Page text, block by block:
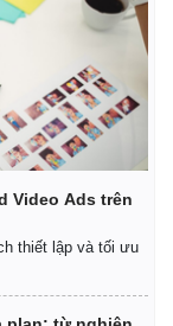
Video Ads trên
thiết lập và tối ưu